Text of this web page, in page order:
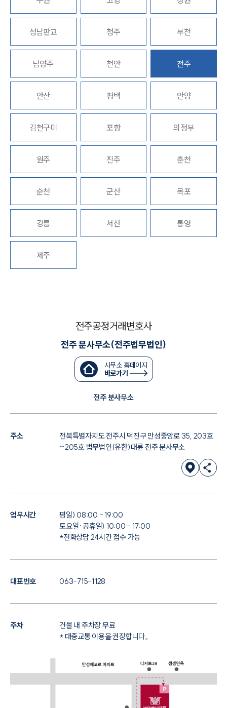
그룹소개
그룹소개
대륜의 강점
글로벌 파트너 로펌
고객의 소리
AI대륜
업무사례
주요 업무사례
사례분석/최신동향
법률지식인
고객후기
업무분야
소식/자료
언론보도
공지사항
법률 블로그
법률서식
뉴스레터/브로슈어
세미나
대륜법률상담예약
성남판교 청주 부천
남양주 천안 전주
안산 평택 안양
김천구미 포항 의정부
원주 진주 춘천
순천 군산 목포
강릉 서산 통영
제주
전주공정거래변호사
전주 분사무소(전주법무법인)
사무소 홈페이지
바로가기
전주 분사무소
주소
전북특별자치도 전주시 덕진구 만성중앙로 35, 203호
~205호 법무법인(유한)대륜 전주 분사무소
업무시간
평일) 08:00 - 19:00
토요일·공휴일) 10:00 - 17:00
*전화상담 24시간 접수 가능
대표번호 063-715-1128
주차
건물 내 주차장 무료
* 대중교통 이용을 권장합니다。